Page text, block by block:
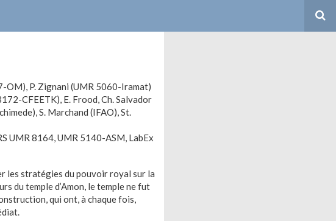
OM), P. Zignani (UMR 5060-Iramat)
CFEETK), E. Frood, Ch. Salvador
S. Marchand (IFAO), St.
UMR 8164, UMR 5140-ASM, LabEx
les stratégies du pouvoir royal sur la
du temple d’Amon, le temple ne fut
qui ont, à chaque fois,